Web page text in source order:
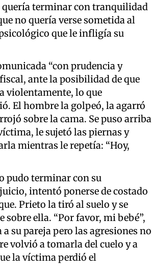
quería terminar con tranquilidad
no quería verse sometida al
que le infligía su
“con prudencia y
ante la posibilidad de que
violentamente, lo que
El hombre la golpeó, la agarró
sobre la cama. Se puso arriba
le sujetó las piernas y
mientras le repetía: “Hoy,
pudo terminar con su
intentó ponerse de costado
Prieto la tiró al suelo y se
sobre ella. “Por favor, mi bebé”,
su pareja pero las agresiones no
volvió a tomarla del cuelo y a
la víctima perdió el